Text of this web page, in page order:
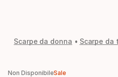
Scarpe da donna Scarpe da
Non DisponibileSale